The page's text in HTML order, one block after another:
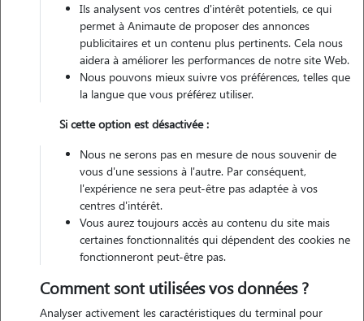
Petsitter inactif
Ce pet sitter n'existe pas/plus sur notre site. Merci de
renouveler votre recherche.
Ils analysent vos centres d'intérêt potentiels, ce qui
permet à Animaute de proposer des annonces
publicitaires et un contenu plus pertinents. Cela nous
aidera à améliorer les performances de notre site Web.
Nous pouvons mieux suivre vos préférences, telles que
la langue que vous préférez utiliser.
Si cette option est désactivée :
Nous ne serons pas en mesure de nous souvenir de
vous d'une sessions à l'autre. Par conséquent,
l'expérience ne sera peut-être pas adaptée à vos
centres d'intérêt.
Vous aurez toujours accès au contenu du site mais
certaines fonctionnalités qui dépendent des cookies ne
fonctionneront peut-être pas.
Comment sont utilisées vos données ?
Analyser activement les caractéristiques du terminal pour